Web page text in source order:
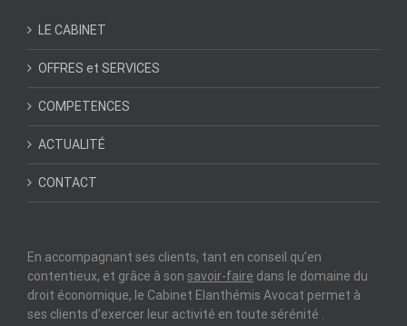
LE CABINET
OFFRES et SERVICES
COMPETENCES
ACTUALITÉ
CONTACT
En accompagnant ses clients, tant en conseil qu’en
contentieux, et grâce à son savoir-faire dans le domaine du
droit économique, le Cabinet Elanthémis Avocat permet à
ses clients d’exercer leur activité en toute sérénité .